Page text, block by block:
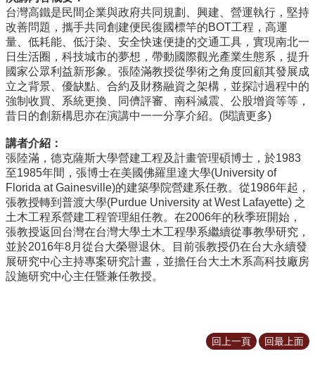
入
學
管
道
學
生
專
公
告
與
訊
息
校
友
會
台灣高鐵是民間企業與政府共同規劃、興建、營運執行，堅持
改善問題，攜手共同創建便民復國標竿的BOT工程，高運
量、低耗能、低汙染、安全快速便捷的交通工具，實現南北一
日生活圈，科技城市的夢想，帶動國際觀光產業生態系，提升
國家公眾利益新形象。張陸滿教授從學術之角度回顧其發展成
立之背景、優缺點、合約及財務融資之架構，並探討過程中的
強制收買、系統更換、同儕評審、南科減震、公股增資等等，
昔日的創新構思亦在演講中一一分享介紹。 (閱讀更多)
講者介紹：
張陸滿，德克薩斯大學營建工程及計畫管理碩博士，於1983
至1985年間，張博士在美國佛羅里達大學(University of
Florida at Gainesville)的建築學院營建系任教。從1986年起，
張教授轉到普渡大學(Purdue University at West Lafayette) 之
土木工程系營建工程管理組任教。在2006年的秋季班開始，
張教授返回台灣在台灣大學土木工程學系繼續從事教學研究，
並於2016年8月從台大榮譽退休。目前張教授仍在台大永續發
展研究中心主持專案研究計晝，並擔任台大土木系高科技廠房
設施研究中心主任暨兼任教授。
回上一頁 回最上面